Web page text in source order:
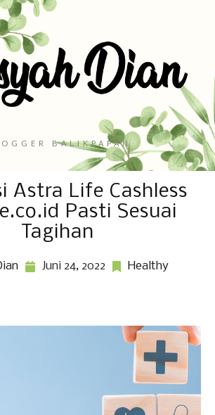
BALIKPAPAN
Astra Life Cashless
Pasti Sesuai
Tagihan
Juni 24, 2022 Healthy